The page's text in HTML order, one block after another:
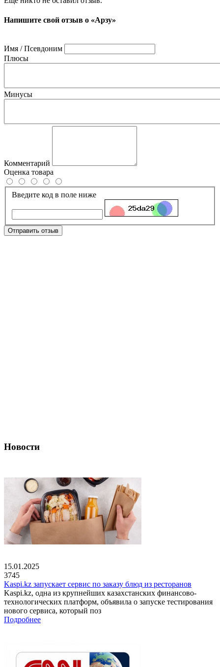
Напишите свой отзыв о «Арзу»
Имя / Псевдоним
Плюсы
Минусы
Комментарий
Оценка товара
Введите код в поле ниже
Отправить отзыв
Новости
15.01.2025
3745
Kaspi.kz запускает сервис по заказу блюд из ресторанов
Kaspi.kz, одна из крупнейших казахстанских финансово-
технологических платформ, объявила о запуске тестирования
нового сервиса, который поз
Подробнее